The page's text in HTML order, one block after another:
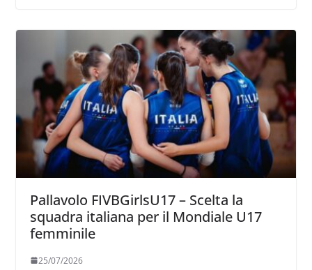
Pallavolo FIVBGirlsU17 – Scelta la
squadra italiana per il Mondiale U17
femminile
25/07/2026